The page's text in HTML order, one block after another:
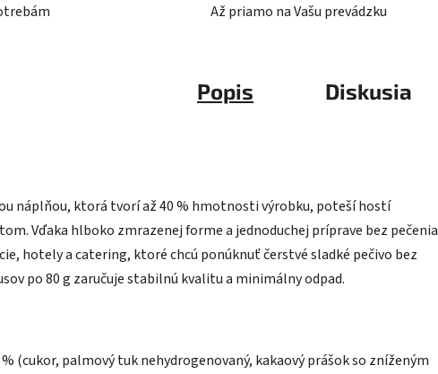
Až priamo na Vašu prevádzku
Popis Diskusia
náplňou, ktorá tvorí až 40 % hmotnosti výrobku, poteší hostí
Vďaka hlboko zmrazenej forme a jednoduchej príprave bez pečenia
hotely a catering, ktoré chcú ponúknuť čerstvé sladké pečivo bez
po 80 g zaručuje stabilnú kvalitu a minimálny odpad.
(cukor, palmový tuk nehydrogenovaný, kakaový prášok so zníženým